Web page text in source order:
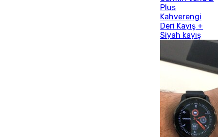
Plus
Kahverengi
Deri Kayış +
Siyah kayış